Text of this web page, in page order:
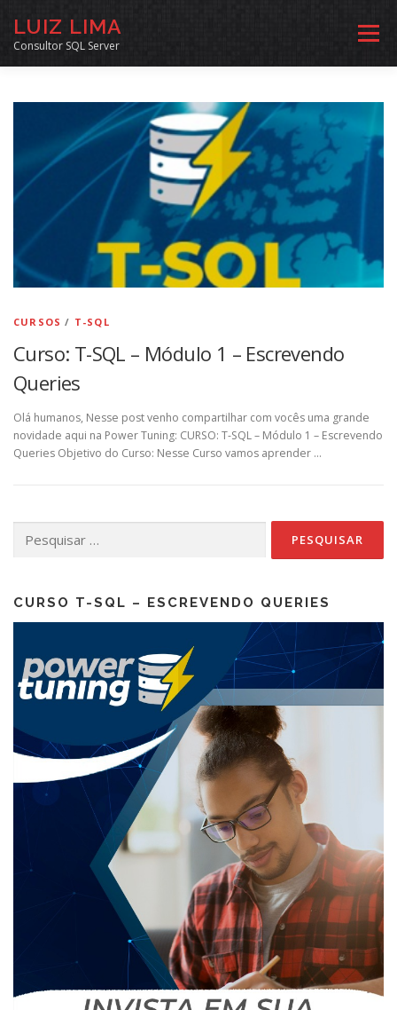
LUIZ LIMA
Consultor SQL Server
Menu
MENTORIA SQL CURSOS EXERCÍCIOS SQL
INÍCIO ARQUIVO LINKS COMUNIDADE
CONTATO
CURSOS / T-SQL
Curso: T-SQL – Módulo 1 – Escrevendo
Queries
Olá humanos, Nesse post venho compartilhar com vocês uma grande
novidade aqui na Power Tuning: CURSO: T-SQL – Módulo 1 – Escrevendo
Queries Objetivo do Curso: Nesse Curso vamos aprender …
por:
CURSO T-SQL – ESCREVENDO QUERIES